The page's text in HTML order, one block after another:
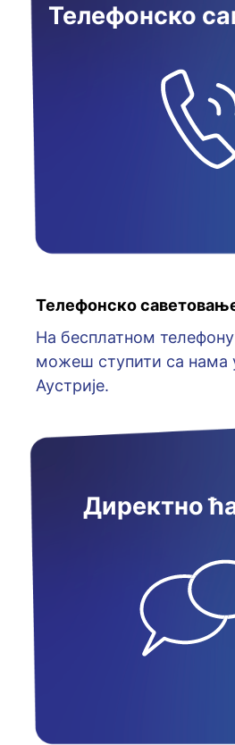
Телефонско
Телефонско
На бесплатном телефону
можеш ступити са нама
Аустрије.
Директно